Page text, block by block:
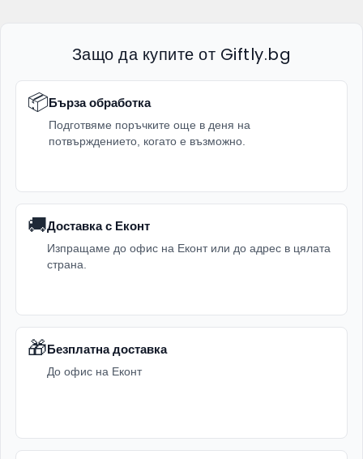
Защо да купите от Giftly.bg
📦Бърза обработка
Подготвяме поръчките още в деня на
потвърждението, когато е възможно.
🚚Доставка с Еконт
Изпращаме до офис на Еконт или до адрес в цялата
страна.
🎁Безплатна доставка
До офис на Еконт